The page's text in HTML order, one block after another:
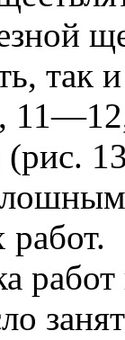
так
работ.